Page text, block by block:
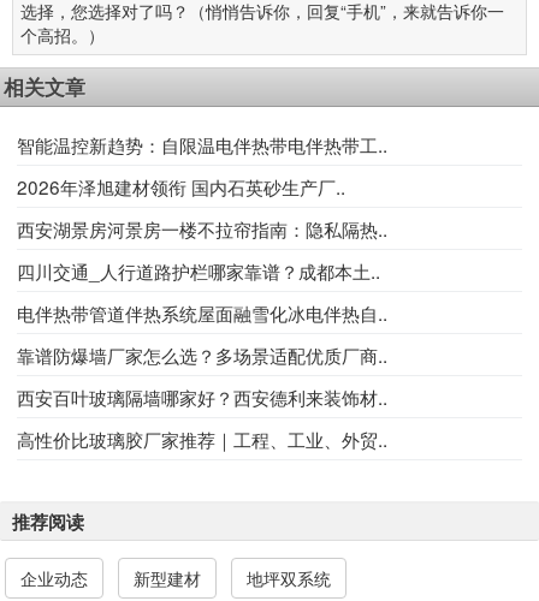
选择，您选择对了吗？（悄悄告诉你，回复“手机”，来就告诉你一
个高招。）
相关文章
智能温控新趋势：自限温电伴热带电伴热带工..
2026年泽旭建材领衔 国内石英砂生产厂..
西安湖景房河景房一楼不拉帘指南：隐私隔热..
四川交通_人行道路护栏哪家靠谱？成都本土..
电伴热带管道伴热系统屋面融雪化冰电伴热自..
靠谱防爆墙厂家怎么选？多场景适配优质厂商..
西安百叶玻璃隔墙哪家好？西安德利来装饰材..
高性价比玻璃胶厂家推荐｜工程、工业、外贸..
推荐阅读
企业动态 新型建材 地坪双系统